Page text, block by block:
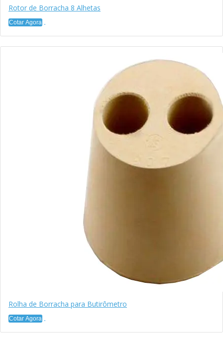
Rotor de Borracha 8 Alhetas
Cotar Agora
Rolha de Borracha para Butirômetro
Cotar Agora